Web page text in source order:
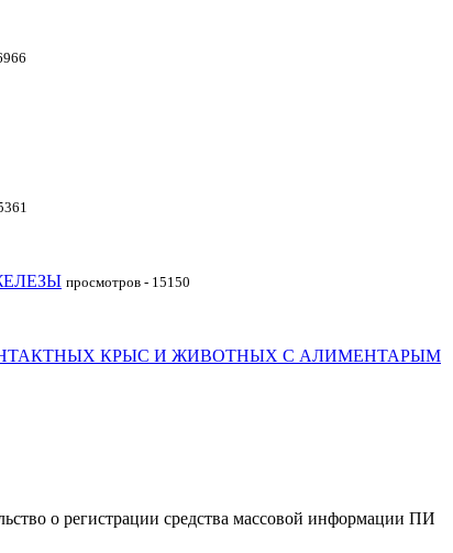
просмотров - 15150
КРЫС И ЖИВОТНЫХ С АЛИМЕНТАРЫМ
о регистрации средства массовой информации ПИ